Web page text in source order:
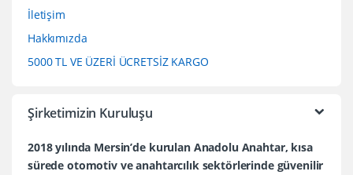
İletişim
Hakkımızda
5000 TL VE ÜZERİ ÜCRETSİZ KARGO
Şirketimizin Kuruluşu
2018 yılında Mersin’de kurulan Anadolu Anahtar, kısa
sürede otomotiv ve anahtarcılık sektörlerinde güvenilir